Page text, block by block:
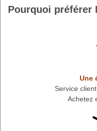
Pourquoi préférer
Une
Service
Achetez